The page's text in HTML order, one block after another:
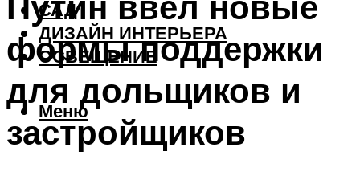
САД
ДИЗАЙН ИНТЕРЬЕРА
ОСВЕЩЕНИЕ
Меню
формы поддержки
для дольщиков и
застройщиков